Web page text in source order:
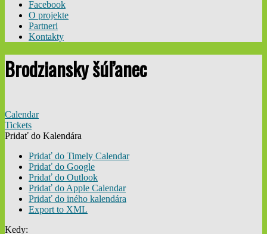
Facebook
O projekte
Partneri
Kontakty
Brodziansky šúľanec
Calendar
Tickets
Pridať do Kalendára
Pridať do Timely Calendar
Pridať do Google
Pridať do Outlook
Pridať do Apple Calendar
Pridať do iného kalendára
Export to XML
Kedy: